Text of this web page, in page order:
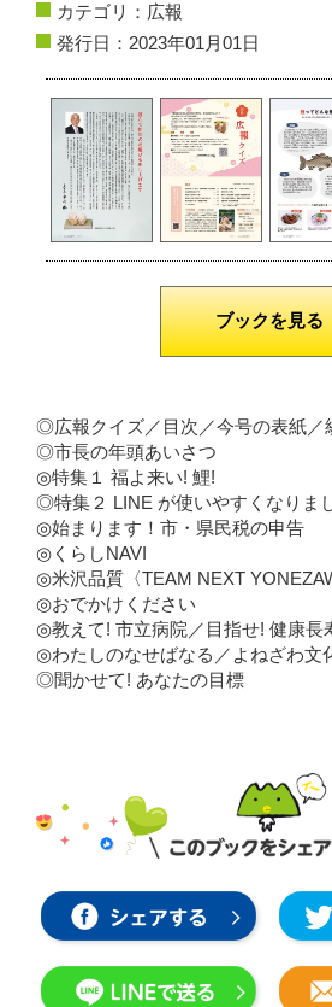
カテゴリ： 広報
発行日：2023年01月01日
ブックを見る
◎広報クイズ／目次／今号の表紙／
◎市長の年頭あいさつ
◎特集１ 福よ来い! 鯉!
◎特集２ LINE が使いやすくなりま
◎始まります！市・県民税の申告
◎くらしNAVI
◎米沢品質〈TEAM NEXT
◎おでかけください
◎教えて! 市立病院／目指せ! 健康長
◎わたしのなせばなる／よねざわ文
◎聞かせて! あなたの目標
個人情報保護方針
動作環境
リンク集